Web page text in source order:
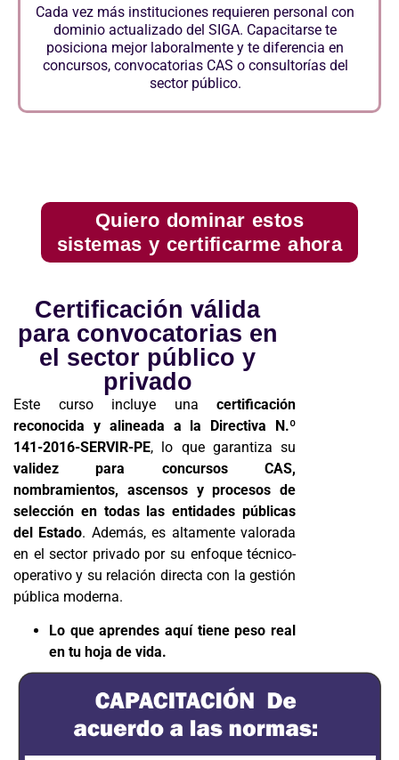
Cada vez más instituciones requieren personal con
dominio actualizado del SIGA. Capacitarse te
posiciona mejor laboralmente y te diferencia en
concursos, convocatorias CAS o consultorías del
sector público.
Quiero dominar estos
sistemas y certificarme ahora
Certificación válida
para convocatorias en
el sector público y
privado
Este curso incluye unacertificación
reconocida y alineada a la Directiva N.º
141-2016-SERVIR-PE, lo que garantiza su
validez para concursos CAS,
nombramientos, ascensos y procesos de
selección en todas las entidades públicas
del Estado. Además, es altamente valorada
en el sector privado por su enfoque técnico-
operativo y su relación directa con la gestión
pública moderna.
Lo que aprendes aquí tiene peso real
en tu hoja de vida.